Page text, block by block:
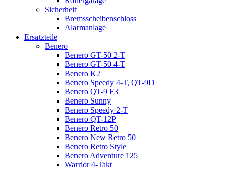
Sicherheit
Bremsscheibenschloss
Alarmanlage
Ersatzteile
Benero
Benero GT-50 2-T
Benero GT-50 4-T
Benero K2
Benero Speedy 4-T, QT-9D
Benero QT-9 F3
Benero Sunny
Benero Speedy 2-T
Benero QT-12P
Benero Retro 50
Benero New Retro 50
Benero Retro Style
Benero Adventure 125
Warrior 4-Takt